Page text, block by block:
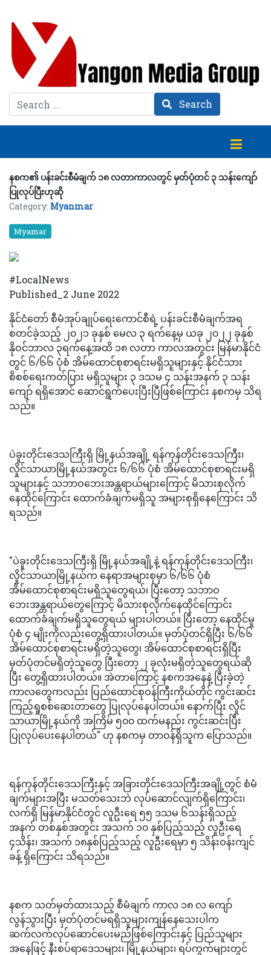
Search Search
နစက၏ ပန်းခင်းစီမံချက် ၁၈ လတာကာလတွင် မှတ်ပုံတင် ၃ သန်းကျော်
ပြုလုပ်ပြီးဟုဆို
Category: Myanmar
Myamar
#LocalNews
Published_2 June 2022
နိုင်ငံတော် စီမံအုပ်ချုပ်ရေးကောင်စီရဲ့ ပန်းခင်းစီမံချက်အရ
စတင်ခဲ့သည့် ၂၀၂၁ ခုနှစ် မေလ ၃ ရက်နေ့မှ ယခု ၂၀၂၂ ခုနှစ်
နိုဝင်ဘာလ ၃ရက်နေ့အထိ ၁၈ လတာ ကာလအတွင်း မြန်မာနိုင်ငံ
တွင် ၆/၆၆ ပုံစံ အိမ်ထောင်စုစာရင်းမရှိသူများနှင့် နိုင်ငံသား
စိစစ်ရေးကတ်ပြား မရှိသူများ ၃ ဒသမ ၄ သန်းအနက် ၃ သန်း
ကျော် ရရှိအောင် ဆောင်ရွက်ပေးပြီးပြီဖြစ်ကြောင်း နစကမှ သိရ
သည်။
ပဲခူးတိုင်းဒေသကြီးရှိ မြို့နယ်အချို့ ရန်ကုန်တိုင်းဒေသကြီး၊
လှိုင်သာယာမြို့နယ်အတွင်း ၆/၆၆ ပုံစံ အိမ်ထောင်စုစာရင်းမရှိ
သူများနှင့် သဘာဝဘေးအန္တရာယ်များကြောင့် မိသားစုလိုက်
နေထိုင်ကြောင်း ထောက်ခံချက်မရှိသူ အများစုရှိနေကြောင်း သိ
ရသည်။
"ပဲခူးတိုင်းဒေသကြီးရှိ မြို့နယ်အချို့နဲ့ ရန်ကုန်တိုင်းဒေသကြီး၊
လှိုင်သာယာမြို့နယ်က နေရာအများစုမှာ ၆/၆၆ ပုံစံ
အိမ်ထောင်စုစာရင်းမရှိသူတွေရယ်၊ ပြီးတော့ သဘာဝ
ဘေးအန္တရာယ်တွေကြောင့် မိသားစုလိုက်နေထိုင်ကြောင်း
ထောက်ခံချက်မရှိသူတွေရယ် များပါတယ်။ ပြီးတော့ နေထိုင်မှု
ပုံစံ ၄ မျိုးကိုလည်းတွေ့ရှိထားပါတယ်။ မှတ်ပုံတင်ရှိပြီး ၆/၆၆
အိမ်ထောင်စုစာရင်းမရှိတဲ့သူတွေ၊ အိမ်ထောင်စုစာရင်းရှိပြီး
မှတ်ပုံတင်မရှိတဲ့သူတွေ ပြီးတော့ ၂ ခုလုံးမရှိတဲ့သူတွေရယ်ဆို
ပြီး တွေ့ရှိထားပါတယ်။ အဲတာကြောင့် နစကအနေနဲ့ ပြီးခဲ့တဲ့
ကာလတွေကလည်း ပြည်ထောင်စုဝန်ကြီးကိုယ်တိုင် ကွင်းဆင်း
ကြည့်ရှုစစ်ဆေးတာတွေ ပြုလုပ်နေပါတယ်။ နောက်ပြီး လှိုင်
သာယာမြို့နယ်ကို အကြိမ် ၅၀၀ ထက်မနည်း ကွင်းဆင်းပြီး
ပြုလုပ်ပေးနေပါတယ်" ဟု နစကမှ တာဝန်ရှိသူက ပြောသည်။
ရန်ကုန်တိုင်းဒေသကြီးနှင့် အခြားတိုင်းဒေသကြီးအချို့တွင် စံမံ
ချက်များအပြီး မသတ်သေးဘဲ လုပ်ဆောင်လျက်ရှိကြောင်း၊
လက်ရှိ မြန်မာနိုင်ငံတွင် လူဦးရေ ၅၅ ဒသမ ၆သန်းရှိသည့်
အနက် တစ်နှစ်အတွင်း အသက် ၁၀ နှစ်ပြည့်သည့် လူဦးရေ
၄သိန်း၊ အသက် ၁၈နှစ်ပြည့်သည့် လူဦးရေမှာ ၅ သိန်းဝန်းကျင်
ခန့် ရှိကြောင်း သိရသည်။
နစက သတ်မှတ်ထားသည့် စီမံချက် ကာလ ၁၈ လ ကျော်
လွန်သွားပြီး မှတ်ပုံတင်မရရှိသူများကျန်နေသေးပါက
ဆက်လက်လုပ်ဆောင်ပေးမည်ဖြစ်ကြောင်းနှင့် ပြည်သူများ
အနေဖြင့် နီးစပ်ရာဒေသများ၊ မြို့နယ်များ၊ ရပ်ကွက်များတွင်